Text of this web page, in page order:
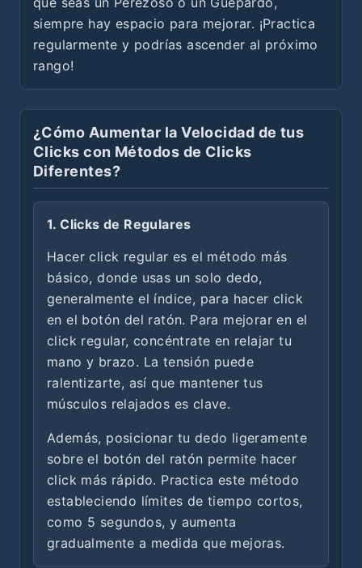
siempre hay espacio para mejorar. ¡Practica
regularmente y podrías ascender al próximo
rango!
¿Cómo Aumentar la Velocidad de tus
Clicks con Métodos de Clicks
Diferentes?
1. Clicks de Regulares
Hacer click regular es el método más
básico, donde usas un solo dedo,
generalmente el índice, para hacer click
en el botón del ratón. Para mejorar en el
click regular, concéntrate en relajar tu
mano y brazo. La tensión puede
ralentizarte, así que mantener tus
músculos relajados es clave.
Además, posicionar tu dedo ligeramente
sobre el botón del ratón permite hacer
click más rápido. Practica este método
estableciendo límites de tiempo cortos,
como 5 segundos, y aumenta
gradualmente a medida que mejoras.